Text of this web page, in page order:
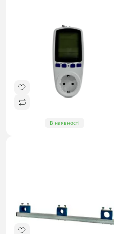
В наявності